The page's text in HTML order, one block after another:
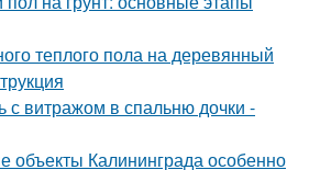
теплого пола на деревянный
с витражом в спальню дочки -
объекты Калининграда особенно